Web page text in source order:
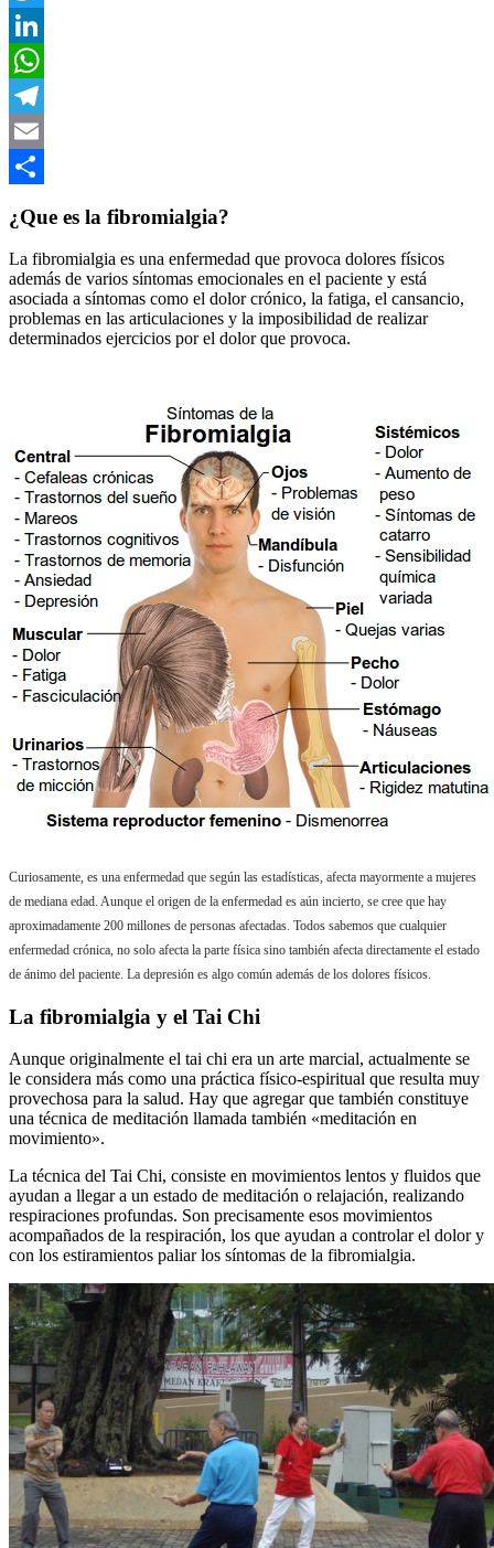
Twitter
LinkedIn
WhatsApp
Telegram
Email
¿Que es la fibromialgia?
La fibromialgia es una enfermedad que provoca dolores físicos
además de varios síntomas emocionales en el paciente y está
asociada a síntomas como el dolor crónico, la fatiga, el cansancio,
problemas en las articulaciones y la imposibilidad de realizar
determinados ejercicios por el dolor que provoca.
Curiosamente, es una enfermedad que según las estadísticas, afecta mayormente a mujeres
de mediana edad. Aunque el origen de la enfermedad es aún incierto, se cree que hay
aproximadamente 200 millones de personas afectadas. Todos sabemos que cualquier
enfermedad crónica, no solo afecta la parte física sino también afecta directamente el estado
de ánimo del paciente. La depresión es algo común además de los dolores físicos.
La fibromialgia y el Tai Chi
Aunque originalmente el tai chi era un arte marcial, actualmente se
le considera más como una práctica físico-espiritual que resulta muy
provechosa para la salud. Hay que agregar que también constituye
una técnica de meditación llamada también «meditación en
movimiento».
La técnica del Tai Chi, consiste en movimientos lentos y fluidos que
ayudan a llegar a un estado de meditación o relajación, realizando
respiraciones profundas. Son precisamente esos movimientos
acompañados de la respiración, los que ayudan a controlar el dolor y
con los estiramientos paliar los síntomas de la fibromialgia.